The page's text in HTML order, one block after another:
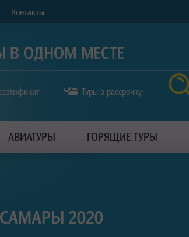
Контакты
Туры в рассрочку
АВИАТУРЫ ГОРЯЩИЕ ТУРЫ
2020